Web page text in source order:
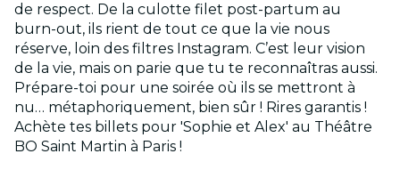
de respect. De la culotte filet post-partum au
burn-out, ils rient de tout ce que la vie nous
réserve, loin des filtres Instagram. C’est leur vision
de la vie, mais on parie que tu te reconnaîtras aussi.
Prépare-toi pour une soirée où ils se mettront à
nu… métaphoriquement, bien sûr ! Rires garantis !
Achète tes billets pour 'Sophie et Alex' au Théâtre
BO Saint Martin à Paris !